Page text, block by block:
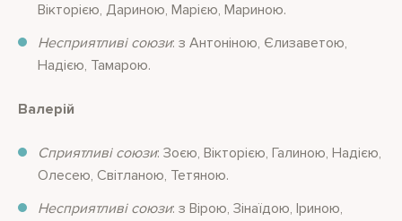
Вікторією, Дариною, Марією, Мариною.
Несприятливі союзи: з Антоніною, Єлизаветою,
Надією, Тамарою.
Валерій
Сприятливі союзи: Зоєю, Вікторією, Галиною, Надією,
Олесею, Світланою, Тетяною.
Несприятливі союзи: з Вірою, Зінаїдою, Іриною,